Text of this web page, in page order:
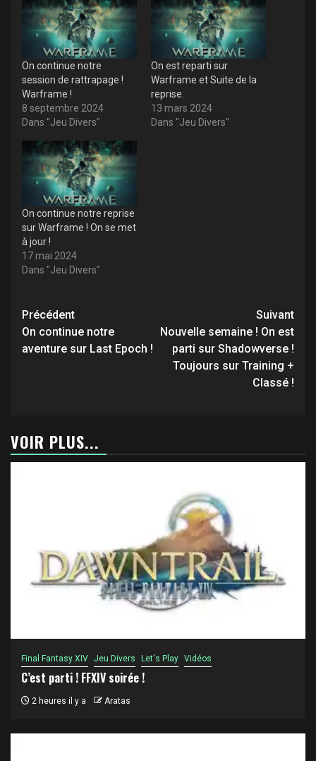
On continue notre
session de rattrapage !
Warframe !
8 septembre 2024
Dans "Jeu Divers"
On est reparti sur
Warframe et Suite de la
reprise.
13 mars 2024
Dans "Jeu Divers"
On continue notre reprise
sur Warframe ! On se met
à jour !
17 mai 2024
Dans "Jeu Divers"
Navigation
d’article
Précédent
On continue notre
aventure sur Last Epoch !
Suivant
Nouvelle semaine ! On est
parti sur Shadowverse !
Toujours sur Training +
Classé !
VOIR PLUS...
Final Fantasy XIV Jeu Divers Let's Play Vidéos
C’est parti ! FFXIV soirée !
2 heures il y a Aratas